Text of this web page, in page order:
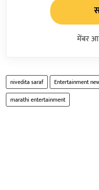
मेंबर
nivedita saraf Entertainment
marathi entertainment